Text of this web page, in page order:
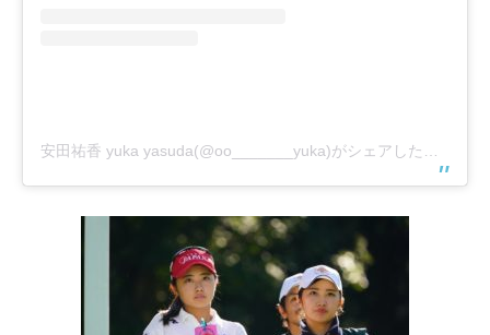
安田祐香 yuka yasuda(@oo_______yuka)がシェアした投稿